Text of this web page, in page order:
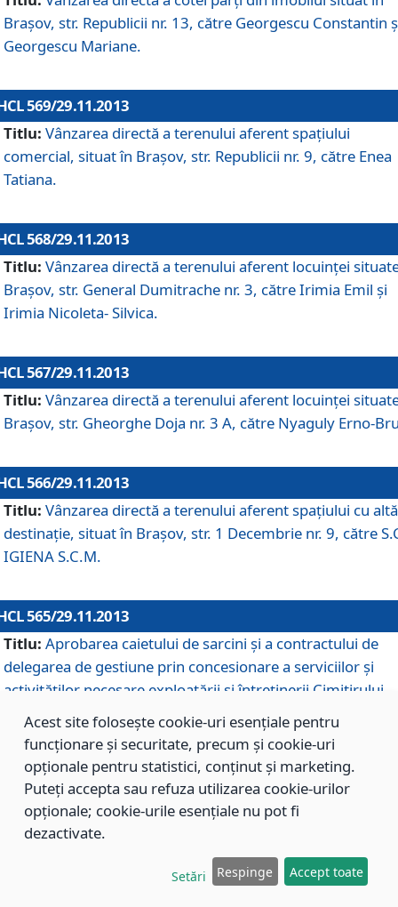
Braşov, str. Republicii nr. 13, către Georgescu Constantin
Georgescu Mariane.
569/29.11.2013
Titlu: Vânzarea directă a terenului aferent spaţiului
comercial, situat în Braşov, str. Republicii nr. 9, către Enea
Tatiana.
568/29.11.2013
Titlu: Vânzarea directă a terenului aferent locuinţei
Braşov, str. General Dumitrache nr. 3, către Irimia Emil şi
Irimia Nicoleta- Silvica.
567/29.11.2013
Titlu: Vânzarea directă a terenului aferent locuinţei
Braşov, str. Gheorghe Doja nr. 3 A, către Nyaguly Erno-
566/29.11.2013
Titlu: Vânzarea directă a terenului aferent spaţiului cu altă
destinaţie, situat în Braşov, str. 1 Decembrie nr. 9, către
IGIENA S.C.M.
565/29.11.2013
Titlu: Aprobarea caietului de sarcini şi a contractului de
delegarea de gestiune prin concesionare a serviciilor şi
activităţilor necesare exploatării şi întreţinerii Cimitirului
Municipal Braşov situat în str. Dimitrie Anghel nr. 19.
564/29.11.2013
Titlu: Completarea şi modificarea H.C.L. nr. 446/2013,
care s-a aprobat studiul de fundamentare pentru
Acest site folosește cookie-uri esențiale pentru
funcționare și securitate, precum și cookie-uri
opționale pentru statistici, conținut și marketing.
Puteți accepta sau refuza utilizarea cookie-urilor
opționale; cookie-urile esențiale nu pot fi
dezactivate.
Setări Respinge Accept toate